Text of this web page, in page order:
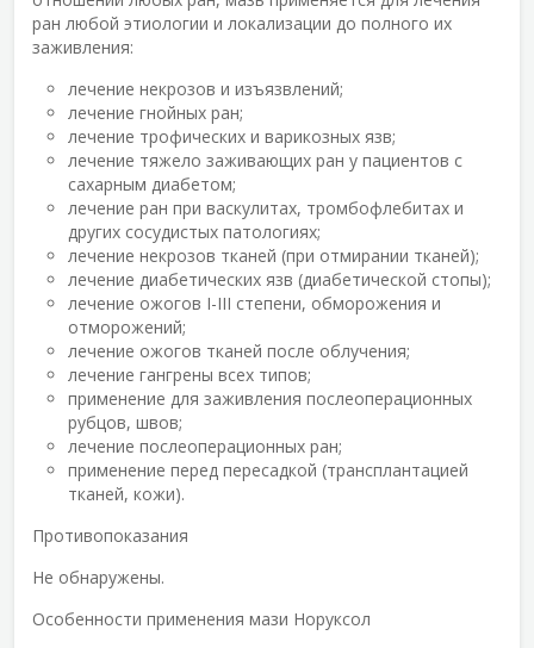
ран любой этиологии и локализации до полного их
заживления:
лечение некрозов и изъязвлений;
лечение гнойных ран;
лечение трофических и варикозных язв;
лечение тяжело заживающих ран у пациентов с
сахарным диабетом;
лечение ран при васкулитах, тромбофлебитах и
других сосудистых патологиях;
лечение некрозов тканей (при отмирании тканей);
лечение диабетических язв (диабетической стопы);
лечение ожогов І-ІІІ степени, обморожения и
отморожений;
лечение ожогов тканей после облучения;
лечение гангрены всех типов;
применение для заживления послеоперационных
рубцов, швов;
лечение послеоперационных ран;
применение перед пересадкой (трансплантацией
тканей, кожи).
Противопоказания
Не обнаружены.
Особенности применения мази Норуксол